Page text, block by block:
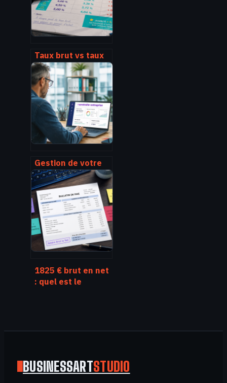
Taux brut vs taux
net : 3 étapes pour
calculer votre
rendement réel et
éviter les pièges
fiscaux
Gestion de votre
retraite
d’entreprise : 4
leviers pour
sécuriser vos
droits et vos
paiements
1825 € brut en net
: quel est le
BUSINESSARTSTUDIO